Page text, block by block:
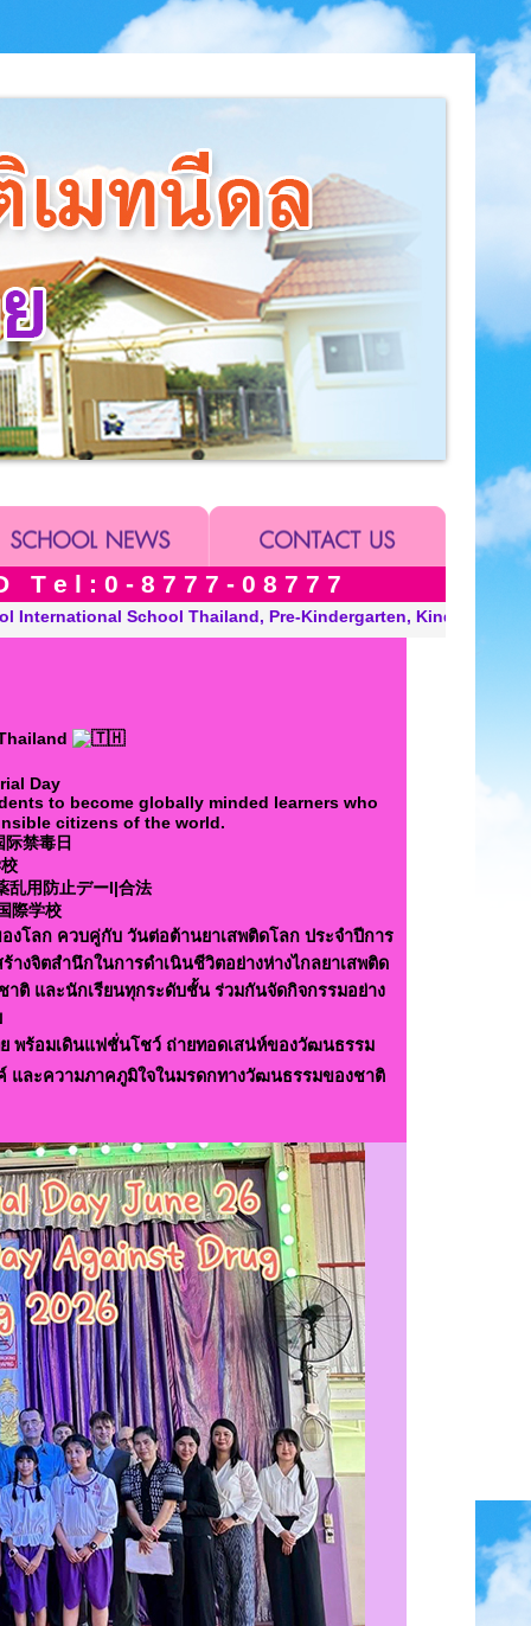
T e l : 0 - 8 7 7 7 - 0 8 7 7 7
and Grade in Khon Kaen Thailand. “A
Day
to become globally minded learners who
citizens of the world.
禁毒日
用防止デーI|合法
際学校
งโลก ควบคู่กับ วันต่อต้านยาเสพติดโลก ประจำปีการ
งจิตสำนึกในการดำเนินชีวิตอย่างห่างไกลยาเสพติด
ติ และนักเรียนทุกระดับชั้น ร่วมกันจัดกิจกรรมอย่าง
พร้อมเดินแฟชั่นโชว์ ถ่ายทอดเสน่ห์ของวัฒนธรรม
และความภาคภูมิใจในมรดกทางวัฒนธรรมของชาติ